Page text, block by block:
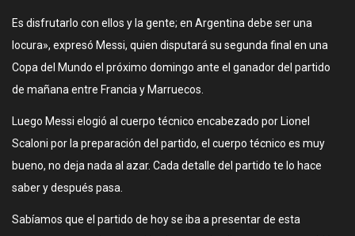
Es disfrutarlo con ellos y la gente; en Argentina debe ser una
locura», expresó Messi, quien disputará su segunda final en una
Copa del Mundo el próximo domingo ante el ganador del partido
de mañana entre Francia y Marruecos.
Luego Messi elogió al cuerpo técnico encabezado por Lionel
Scaloni por la preparación del partido, el cuerpo técnico es muy
bueno, no deja nada al azar. Cada detalle del partido te lo hace
saber y después pasa.
Sabíamos que el partido de hoy se iba a presentar de esta